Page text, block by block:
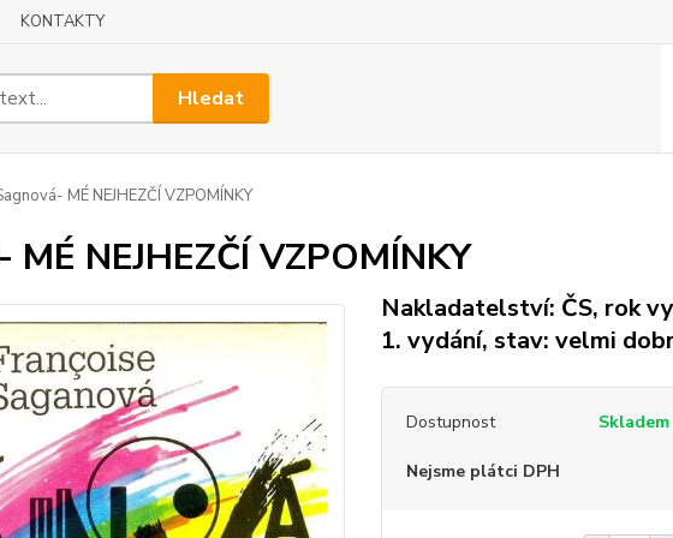
KONTAKTY
Hledat
MÉ NEJHEZČÍ VZPOMÍNKY
MÉ NEJHEZČÍ VZPOMÍNKY
Nakladatelství: ČS, rok
1. vydání, stav: velmi
Dostupnost
Nejsme plátci DPH